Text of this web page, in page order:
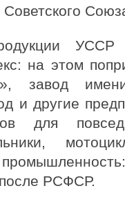
УССР
на этом
завод
и другие
для
РСФСР.